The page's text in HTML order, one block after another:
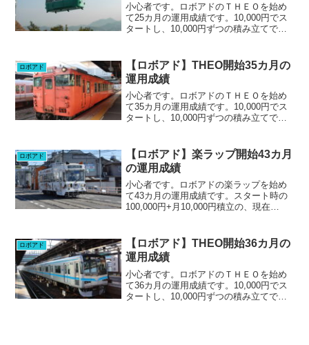
小心者です。ロボアドのＴＨＥＯを始め
て25カ月の運用成績です。10,000円でス
タートし、10,000円ずつの積み立てで、
変わらずです。ブログランキング...
ロボアド
【ロボアド】THEO開始35カ月の
運用成績
小心者です。ロボアドのＴＨＥＯを始め
て35カ月の運用成績です。10,000円でス
タートし、10,000円ずつの積み立てで、
ずかに減。最近少し株価調整気...
ロボアド
【ロボアド】楽ラップ開始43カ月
の運用成績
小心者です。ロボアドの楽ラップを始め
て43カ月の運用成績です。スタート時の
100,000円+月10,000円積立の、現在
+28,706円、+5.86%。先月は...
ロボアド
【ロボアド】THEO開始36カ月の
運用成績
小心者です。ロボアドのＴＨＥＯを始め
て36カ月の運用成績です。10,000円でス
タートし、10,000円ずつの積み立てで、